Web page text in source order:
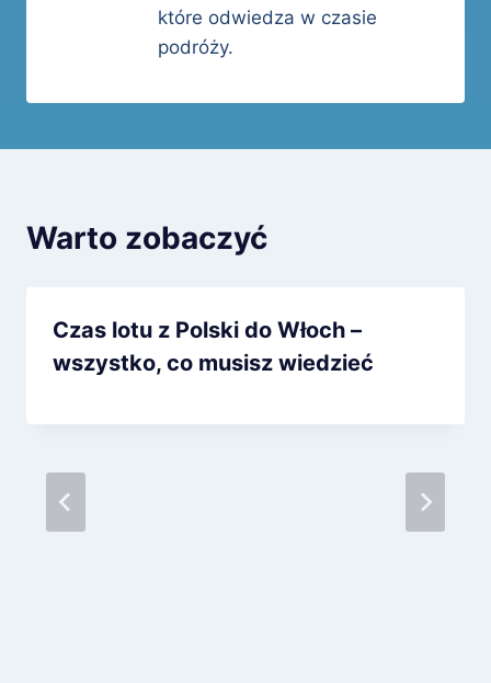
które odwiedza w czasie
podróży.
Warto zobaczyć
Czas lotu z Polski do Włoch –
wszystko, co musisz wiedzieć